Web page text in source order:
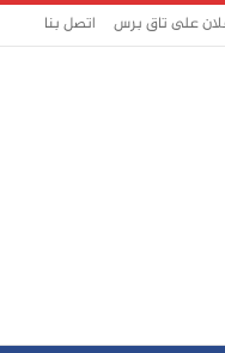
على تاق برس اتصل بنا